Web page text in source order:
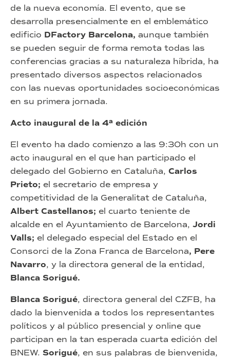
de la nueva economía. El evento, que se
desarrolla presencialmente en el emblemático
edificio DFactory Barcelona, aunque también
se pueden seguir de forma remota todas las
conferencias gracias a su naturaleza híbrida, ha
presentado diversos aspectos relacionados
con las nuevas oportunidades socioeconómicas
en su primera jornada.
Acto inaugural de la 4ª edición
El evento ha dado comienzo a las 9:30h con un
acto inaugural en el que han participado el
delegado del Gobierno en Cataluña, Carlos
Prieto; el secretario de empresa y
competitividad de la Generalitat de Cataluña,
Albert Castellanos; el cuarto teniente de
alcalde en el Ayuntamiento de Barcelona, Jordi
Valls; el delegado especial del Estado en el
Consorci de la Zona Franca de Barcelona, Pere
Navarro, y la directora general de la entidad,
Blanca Sorigué.
Blanca Sorigué, directora general del CZFB, ha
dado la bienvenida a todos los representantes
políticos y al público presencial y online que
participan en la tan esperada cuarta edición del
BNEW. Sorigué, en sus palabras de bienvenida,